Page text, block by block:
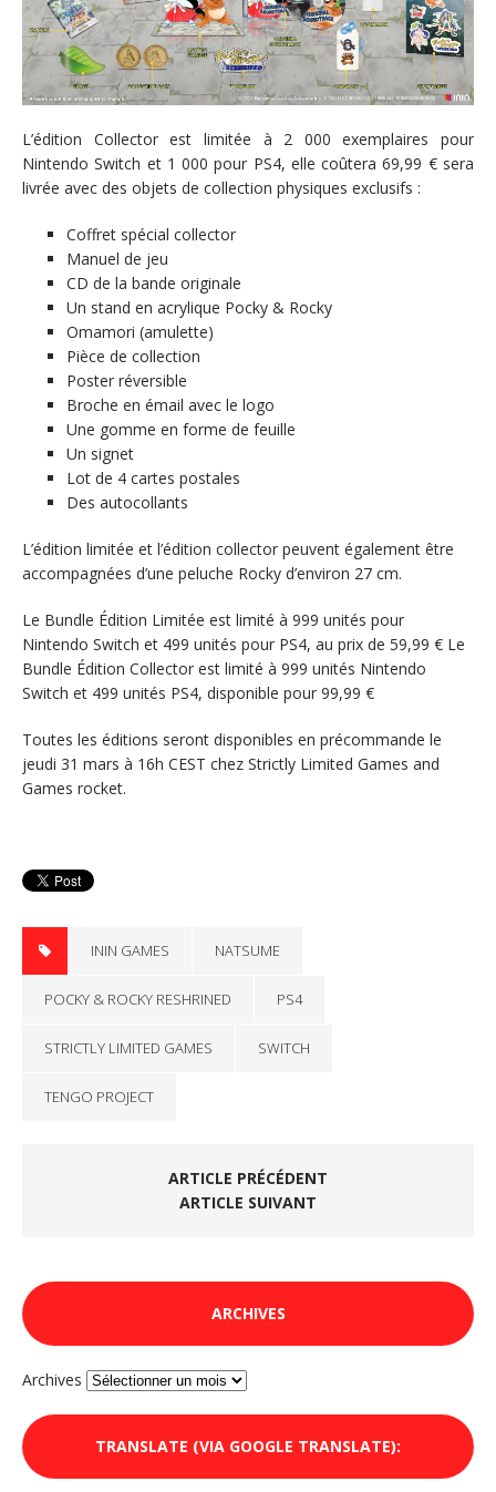
L’édition Collector est limitée à 2 000 exemplaires pour
Nintendo Switch et 1 000 pour PS4, elle coûtera 69,99 € sera
livrée avec des objets de collection physiques exclusifs :
Coffret spécial collector
Manuel de jeu
CD de la bande originale
Un stand en acrylique Pocky & Rocky
Omamori (amulette)
Pièce de collection
Poster réversible
Broche en émail avec le logo
Une gomme en forme de feuille
Un signet
Lot de 4 cartes postales
Des autocollants
L’édition limitée et l’édition collector peuvent également être
accompagnées d’une peluche Rocky d’environ 27 cm.
Le Bundle Édition Limitée est limité à 999 unités pour
Nintendo Switch et 499 unités pour PS4, au prix de 59,99 € Le
Bundle Édition Collector est limité à 999 unités Nintendo
Switch et 499 unités PS4, disponible pour 99,99 €
Toutes les éditions seront disponibles en précommande le
jeudi 31 mars à 16h CEST chez Strictly Limited Games and
Games rocket.
ININ GAMES NATSUME
POCKY & ROCKY RESHRINED PS4
STRICTLY LIMITED GAMES SWITCH
TENGO PROJECT
ARTICLE PRÉCÉDENT
ARTICLE SUIVANT
ARCHIVES
Archives
TRANSLATE (VIA GOOGLE TRANSLATE):